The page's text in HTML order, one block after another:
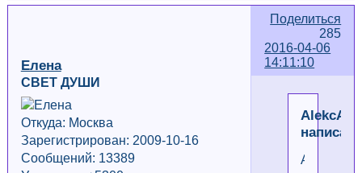
Поделиться
285
2016-04-06
14:11:10
Елена
СВЕТ ДУШИ
Откуда: Москва
Зарегистрирован: 2009-10-16
Сообщений: 13389
А